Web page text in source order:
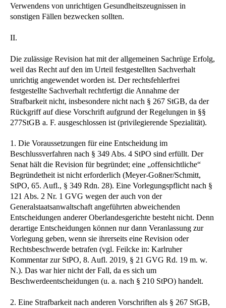
Verwendens von unrichtigen Gesundheitszeugnissen in
sonstigen Fällen bezwecken sollten.
II.
Die zulässige Revision hat mit der allgemeinen Sachrüge Erfolg,
weil das Recht auf den im Urteil festgestellten Sachverhalt
unrichtig angewendet worden ist. Der rechtsfehlerfrei
festgestellte Sachverhalt rechtfertigt die Annahme der
Strafbarkeit nicht, insbesondere nicht nach § 267 StGB, da der
Rückgriff auf diese Vorschrift aufgrund der Regelungen in §§
277StGB a. F. ausgeschlossen ist (privilegierende Spezialität).
1. Die Voraussetzungen für eine Entscheidung im
Beschlussverfahren nach § 349 Abs. 4 StPO sind erfüllt. Der
Senat hält die Revision für begründet; eine „offensichtliche“
Begründetheit ist nicht erforderlich (Meyer-Goßner/Schmitt,
StPO, 65. Aufl., § 349 Rdn. 28). Eine Vorlegungspflicht nach §
121 Abs. 2 Nr. 1 GVG wegen der auch von der
Generalstaatsanwaltschaft angeführten abweichenden
Entscheidungen anderer Oberlandesgerichte besteht nicht. Denn
derartige Entscheidungen können nur dann Veranlassung zur
Vorlegung geben, wenn sie ihrerseits eine Revision oder
Rechtsbeschwerde betrafen (vgl. Feilcke in: Karlruher
Kommentar zur StPO, 8. Aufl. 2019, § 21 GVG Rd. 19 m. w.
N.). Das war hier nicht der Fall, da es sich um
Beschwerdeentscheidungen (u. a. nach § 210 StPO) handelt.
2. Eine Strafbarkeit nach anderen Vorschriften als § 267 StGB,